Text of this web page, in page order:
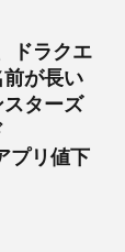
ドラクエ
が長い
スターズ
プリ値下